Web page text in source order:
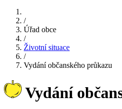
/
Úřad obce
/
Životní situace
/
Vydání občanského průkazu
Vydání